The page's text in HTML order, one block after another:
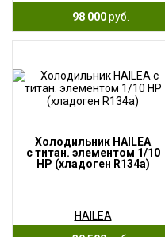
98 000руб.
Холодильник HAILEA
с титан. элементом 1/10
HP (хладоген R134a)
HAILEA